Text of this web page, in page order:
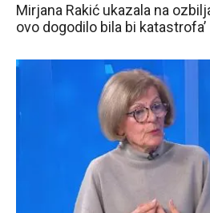
Mirjana Rakić ukazala na
ovo dogodilo bila bi katastrofa’